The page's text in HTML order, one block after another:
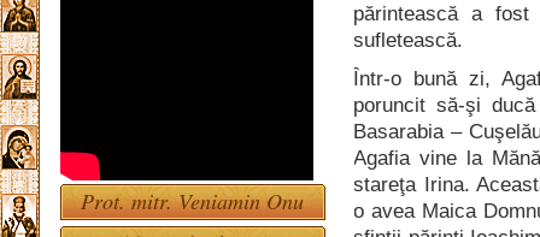
părintească a
sufletească.
Într-o bună zi,
poruncit să-şi
Basarabia –
Agafia vine la
stareţa Irina.
o avea Maica
Prot. mitr. Veniamin Onu